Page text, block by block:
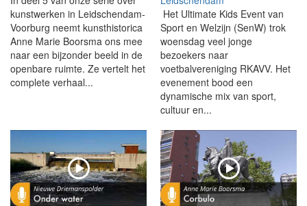
kunstwerken in Leidschendam-
Voorburg neemt kunsthistorica
Anne Marie Boorsma ons mee
naar een bijzonder beeld in de
openbare ruimte. Ze vertelt het
complete verhaal...
Het Ultimate Kids Event van
Sport en Welzijn (SenW) trok
woensdag veel jonge
bezoekers naar
voetbalvereniging RKAVV. Het
evenement bood een
dynamische mix van sport,
cultuur en...